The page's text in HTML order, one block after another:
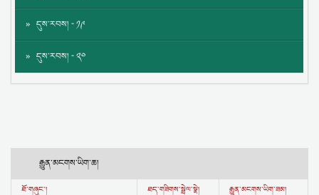
དུས་རབས། - ༡༩
དུས་རབས། - ༢༠
རྒྱུན་མངགས་ཡིག་ཆ།
ཐོ་གཞུང་། ཐད་གཟིགས་སྦྲེལ་སྣེ།
རྒྱུན་མངགས་ཡིག་ཟམ།